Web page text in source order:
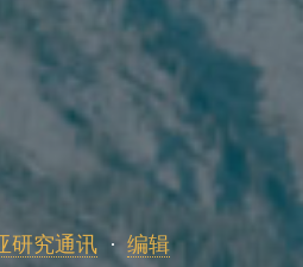
研究通讯 编辑